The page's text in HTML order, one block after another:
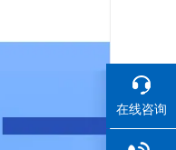
在线咨询